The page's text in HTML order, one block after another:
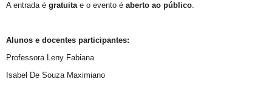
A entrada é gratuitae o evento é aberto ao público.
Alunos e docentes participantes:
Professora Leny Fabiana
Isabel De Souza Maximiano